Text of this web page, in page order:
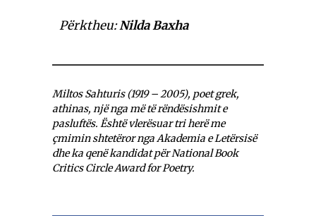
Përktheu:Nilda Baxha
Miltos Sahturis (1919 – 2005), poet grek,
athinas, një nga më të rëndësishmit e
pasluftës. Është vlerësuar tri herë me
çmimin shtetëror nga Akademia e Letërsisë
dhe ka qenë kandidat për National Book
Critics Circle Award for Poetry.